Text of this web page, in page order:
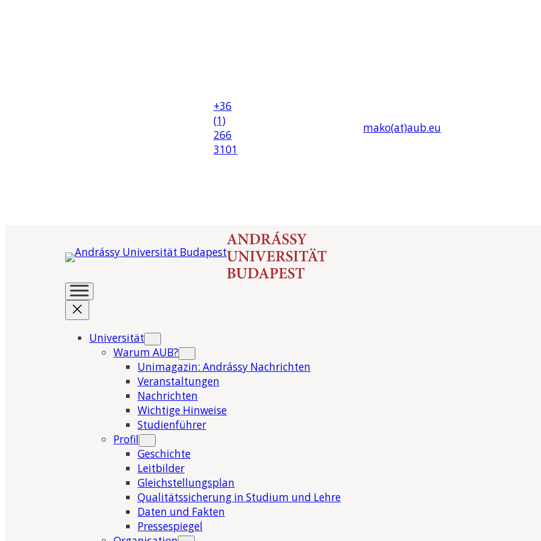
+36
(1)
266
3101
mako(at)aub.eu
Universität
Warum AUB?
Unimagazin: Andrássy Nachrichten
Veranstaltungen
Nachrichten
Wichtige Hinweise
Studienführer
Profil
Geschichte
Leitbilder
Gleichstellungsplan
Qualitätssicherung in Studium und Lehre
Daten und Fakten
Pressespiegel